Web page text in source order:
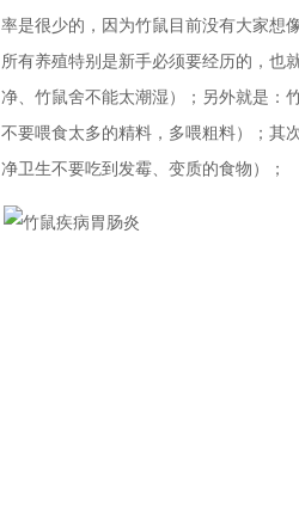
率是很少的，因为竹鼠目前没有大家想
所有养殖特别是新手必须要经历的，也
净、竹鼠舍不能太潮湿）；另外就是：
不要喂食太多的精料，多喂粗料）；其
净卫生不要吃到发霉、变质的食物）；